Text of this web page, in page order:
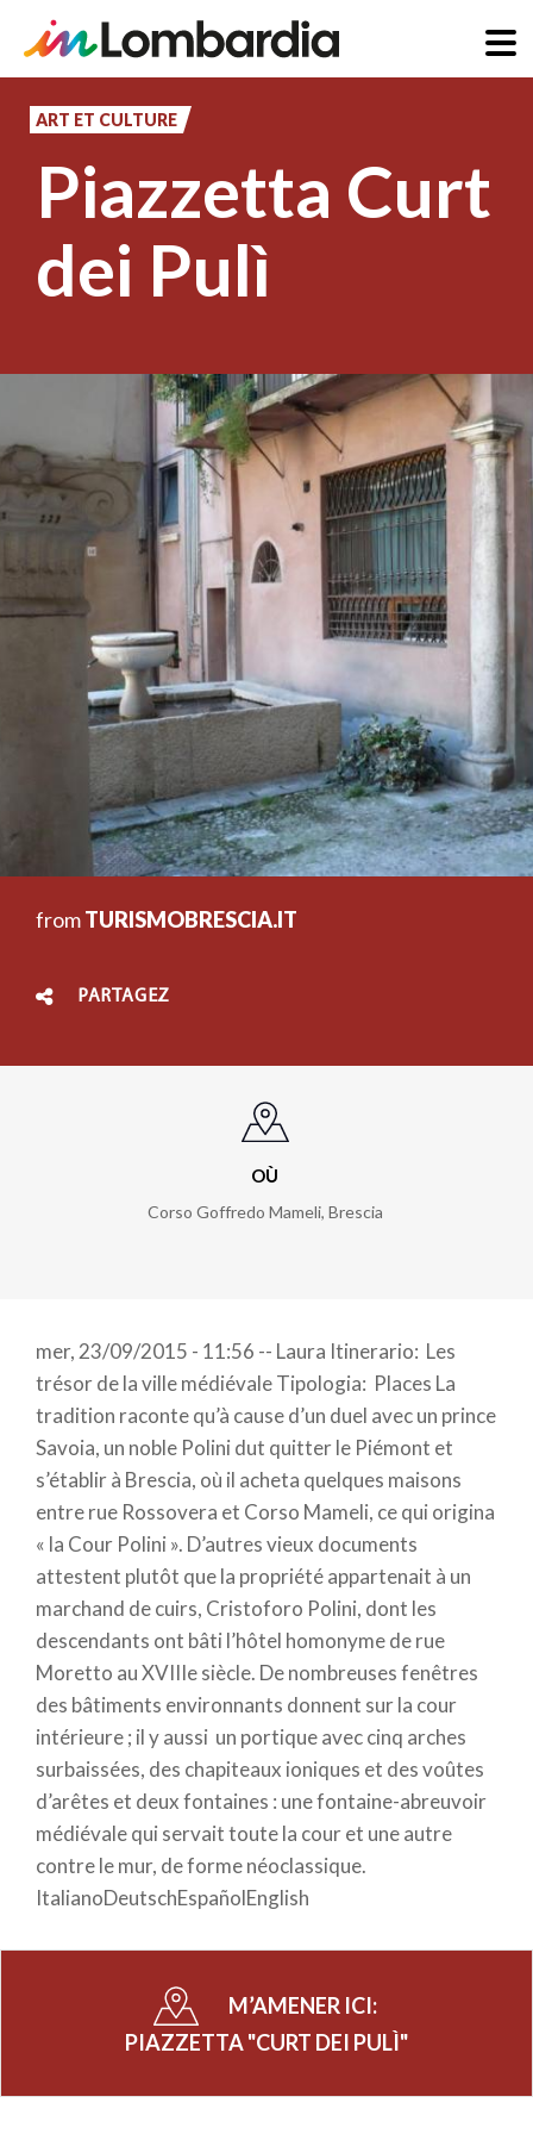
principal
ART ET CULTURE
Piazzetta Curt
dei Pulì
fromTURISMOBRESCIA.IT
PARTAGEZ
OÙ
Corso Goffredo Mameli, Brescia
mer, 23/09/2015 - 11:56 -- Laura Itinerario: Les
trésor de la ville médiévale Tipologia: Places La
tradition raconte qu’à cause d’un duel avec un prince
Savoia, un noble Polini dut quitter le Piémont et
s’établir à Brescia, où il acheta quelques maisons
entre rue Rossovera et Corso Mameli, ce qui origina
« la Cour Polini ». D’autres vieux documents
attestent plutôt que la propriété appartenait à un
marchand de cuirs, Cristoforo Polini, dont les
descendants ont bâti l’hôtel homonyme de rue
Moretto au XVIIIe siècle. De nombreuses fenêtres
des bâtiments environnants donnent sur la cour
intérieure ; il y aussi un portique avec cinq arches
surbaissées, des chapiteaux ioniques et des voûtes
d’arêtes et deux fontaines : une fontaine-abreuvoir
médiévale qui servait toute la cour et une autre
contre le mur, de forme néoclassique.
ItalianoDeutschEspañolEnglish
M’AMENER ICI:
PIAZZETTA "CURT DEI PULÌ"